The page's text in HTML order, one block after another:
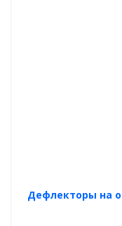
Дефлекторы на